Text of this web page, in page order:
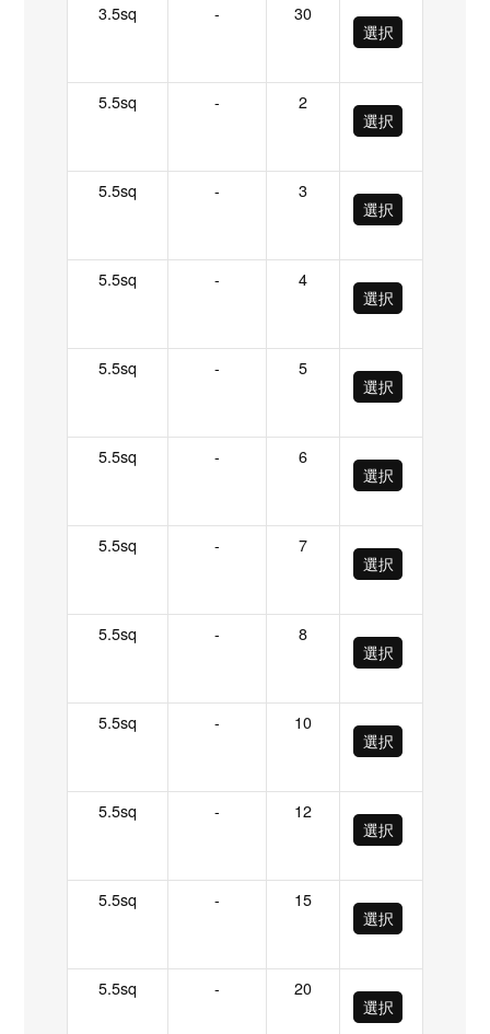
3.5sq -
30
選択
5.5sq -
2
選択
5.5sq -
3
選択
5.5sq -
4
選択
5.5sq -
5
選択
5.5sq -
6
選択
5.5sq -
7
選択
5.5sq -
8
選択
5.5sq -
10
選択
5.5sq -
12
選択
5.5sq -
15
選択
5.5sq -
20
選択